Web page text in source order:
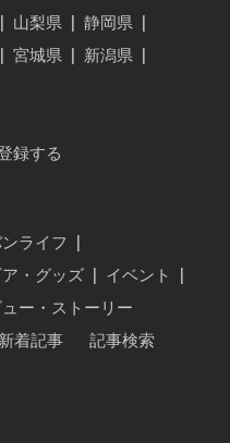
山梨県 静岡県
宮城県 新潟県
録する
ライフ
ア・グッズ イベント
ー・ストーリー
新着記事
記事検索